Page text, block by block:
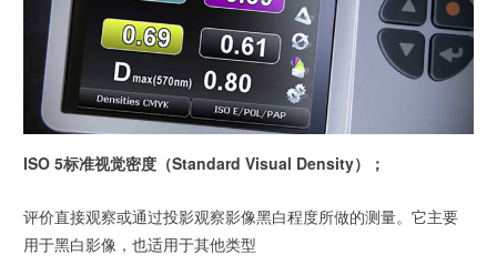
ISO 5标准视觉密度（Standard Visual Density）；
评价直接观察或通过投影观察影像黑白程度所做的测量。它主要
用于黑白影像，也适用于其他类型